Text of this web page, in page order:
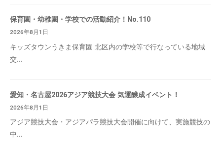
保育園・幼稚園・学校での活動紹介！No.110
2026年8月1日
キッズタウンうきま保育園 北区内の学校等で行なっている地域
交...
愛知・名古屋2026アジア競技大会 気運醸成イベント！
2026年8月1日
アジア競技大会・アジアパラ競技大会開催に向けて、実施競技の
中...